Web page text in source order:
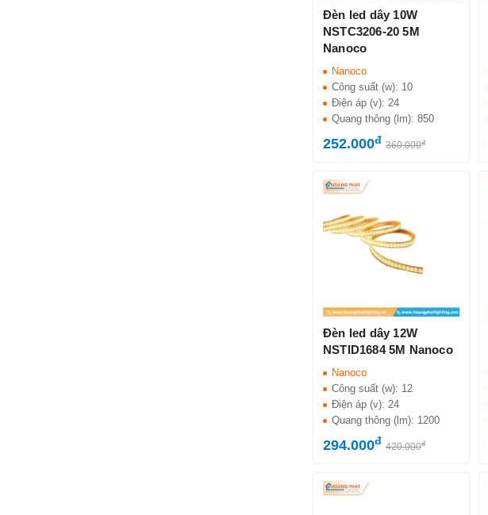
Đèn led dây 10W
NSTC3206-20 5M
Nanoco
Nanoco
Công suất (w): 10
Điện áp (v):24
Quang thông (lm):850
252.000đ 360.000đ
Đèn led dây 12W
NSTID1684 5M Nanoco
Nanoco
Công suất (w): 12
Điện áp (v): 24
Quang thông (lm): 1200
294.000đ 420.000đ